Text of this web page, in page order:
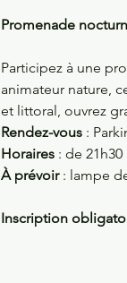
Promenade
Participez à une
animateur nature,
et littoral, ouvrez
Rendez-vous :
Horaires : de
À prévoir : lampe
Inscription